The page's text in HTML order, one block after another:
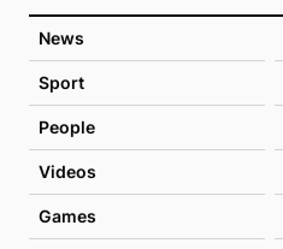
News
Sport
People
Videos
Games